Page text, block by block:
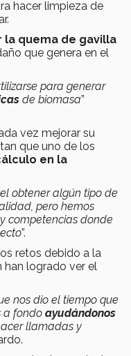
hacer limpieza de
la quema de gavilla
que genera en el
para generar
de biomasa”
vez mejorar su
que uno de los
en la
obtener algún tipo de
pero hemos
competencias donde
”.
retos debido a la
han logrado ver el
nos dio el tiempo que
a fondo ayudándonos
llamadas y